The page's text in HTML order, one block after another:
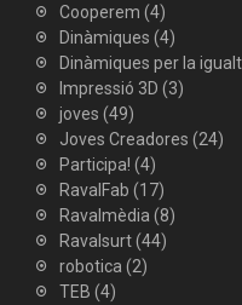
Cooperem (4)
Dinàmiques (4)
Dinàmiques per la
Impressió 3D (3)
joves (49)
Joves Creadores (24)
Participa! (4)
RavalFab (17)
Ravalmèdia (8)
Ravalsurt(44)
robotica (2)
TEB (4)